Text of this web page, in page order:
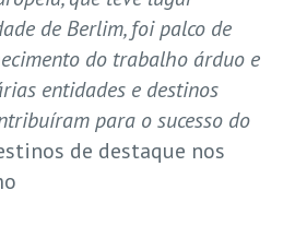
de Berlim, foi palco de
do trabalho árduo e
entidades e destinos
para o sucesso do
de destaque nos